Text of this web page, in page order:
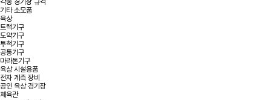
각종 경기장 규격
기타 소모품
육상
트랙기구
도약기구
투척기구
공통기구
마라톤기구
육상 시설용품
전자 계측 장비
공인 육상 경기장
체육관